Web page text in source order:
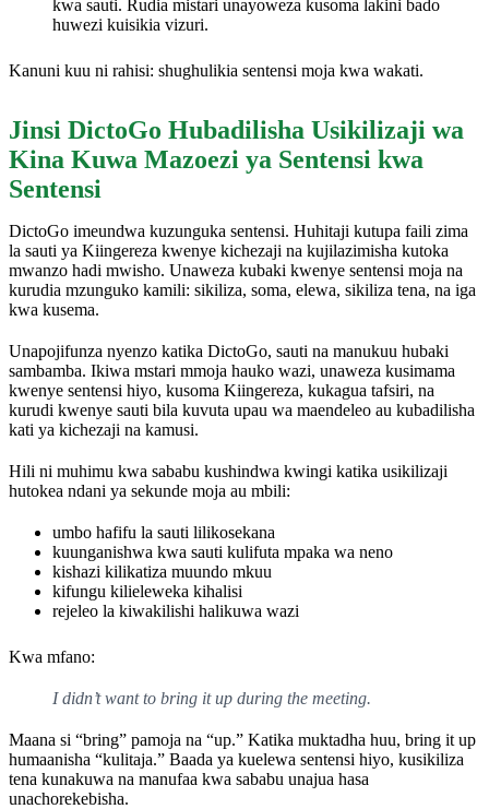
kwa sauti. Rudia mistari unayoweza kusoma lakini bado
huwezi kuisikia vizuri.
Kanuni kuu ni rahisi: shughulikia sentensi moja kwa wakati.
Jinsi DictoGo Hubadilisha Usikilizaji wa
Kina Kuwa Mazoezi ya Sentensi kwa
Sentensi
DictoGo imeundwa kuzunguka sentensi. Huhitaji kutupa faili zima
la sauti ya Kiingereza kwenye kichezaji na kujilazimisha kutoka
mwanzo hadi mwisho. Unaweza kubaki kwenye sentensi moja na
kurudia mzunguko kamili: sikiliza, soma, elewa, sikiliza tena, na iga
kwa kusema.
Unapojifunza nyenzo katika DictoGo, sauti na manukuu hubaki
sambamba. Ikiwa mstari mmoja hauko wazi, unaweza kusimama
kwenye sentensi hiyo, kusoma Kiingereza, kukagua tafsiri, na
kurudi kwenye sauti bila kuvuta upau wa maendeleo au kubadilisha
kati ya kichezaji na kamusi.
Hili ni muhimu kwa sababu kushindwa kwingi katika usikilizaji
hutokea ndani ya sekunde moja au mbili:
umbo hafifu la sauti lilikosekana
kuunganishwa kwa sauti kulifuta mpaka wa neno
kishazi kilikatiza muundo mkuu
kifungu kilieleweka kihalisi
rejeleo la kiwakilishi halikuwa wazi
Kwa mfano:
I didn’t want to bring it up during the meeting.
Maana si “bring” pamoja na “up.” Katika muktadha huu, bring it up
humaanisha “kulitaja.” Baada ya kuelewa sentensi hiyo, kusikiliza
tena kunakuwa na manufaa kwa sababu unajua hasa
unachorekebisha.